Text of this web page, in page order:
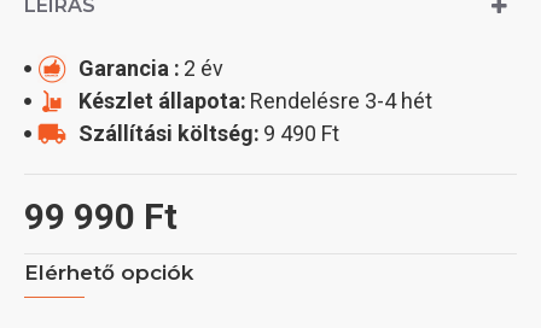
LEÍRÁS
99 990 Ft
Garancia : 2 év
Készlet állapota: Rendelésre 3-4 hét
Szállítási költség: 9 490 Ft
Elérhető opciók